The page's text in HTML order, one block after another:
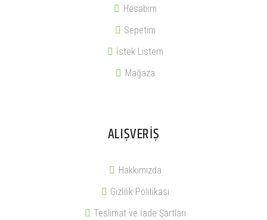
Hesabım
Sepetim
İstek Listem
Mağaza
ALIŞVERIŞ
Hakkımızda
Gizlilik Politikası
Teslimat ve İade Şartları